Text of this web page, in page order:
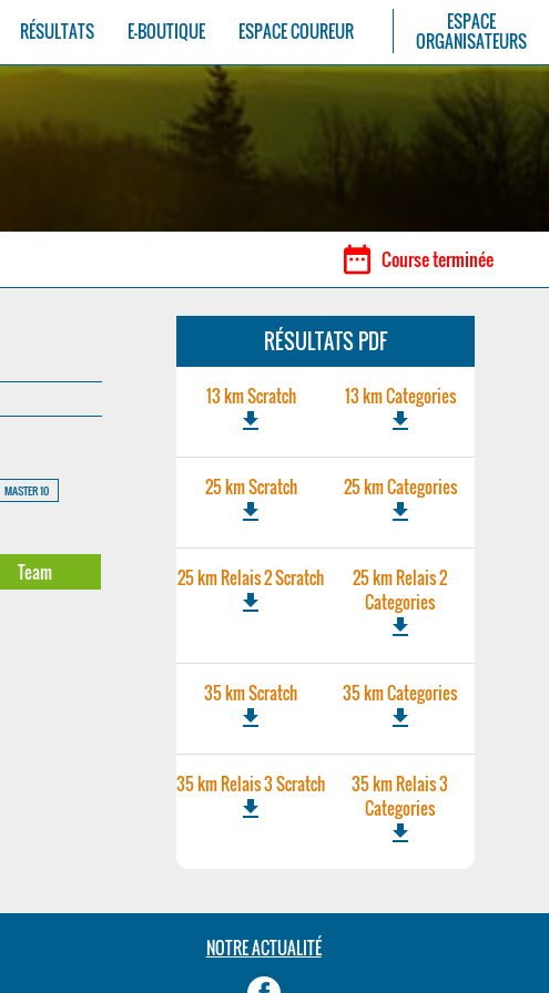
RÉSULTATS E-BOUTIQUE ESPACE COUREUR
ESPACE
ORGANISATEURS
date_range Course terminée
MASTER 10
Team
RÉSULTATS PDF
13 km Scratch
file_download
13 km Categories
file_download
25 km Scratch
file_download
25 km Categories
file_download
25 km Relais 2 Scratch
file_download
25 km Relais 2
Categories
file_download
35 km Scratch
file_download
35 km Categories
file_download
35 km Relais 3 Scratch
file_download
35 km Relais 3
Categories
file_download
NOTRE ACTUALITÉ